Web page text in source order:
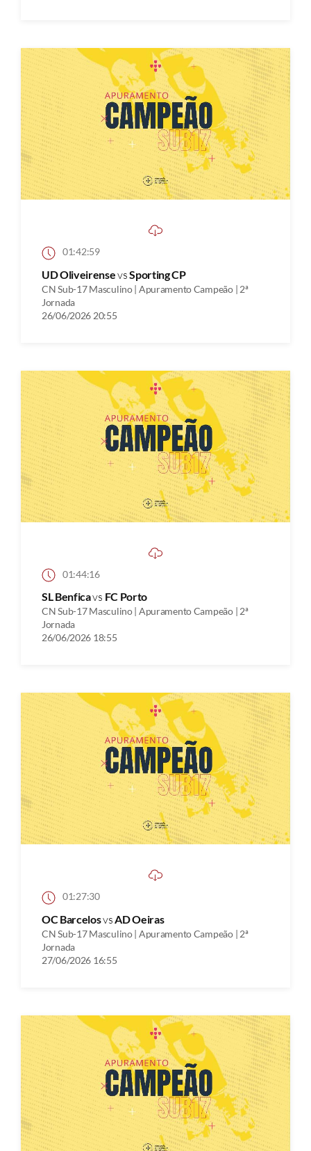
01:42:59
UD OliveirensevsSporting CP
CN Sub-17 Masculino | Apuramento Campeão | 2ª
Jornada
26/06/2026 20:55
01:44:16
SL Benficavs FC Porto
CN Sub-17 Masculino | Apuramento Campeão | 2ª
Jornada
26/06/2026 18:55
01:27:30
OC BarcelosvsAD Oeiras
CN Sub-17 Masculino | Apuramento Campeão | 2ª
Jornada
27/06/2026 16:55